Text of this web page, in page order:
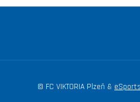
© FC VIKTORIA Plzeň &